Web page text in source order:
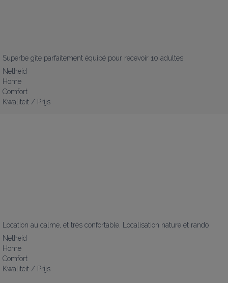
Superbe gîte parfaitement équipé pour recevoir 10 adultes
Netheid
Home
Comfort
Kwaliteit / Prijs
Location au calme, et très confortable. Localisation nature et rando
Netheid
Home
Comfort
Kwaliteit / Prijs